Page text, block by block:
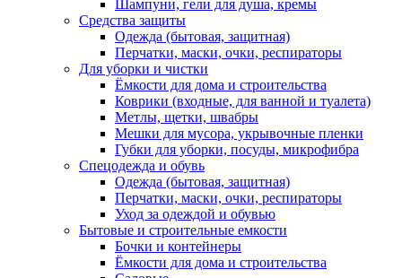
Шампуни, гели для душа, кремы
Средства защиты
Одежда (бытовая, защитная)
Перчатки, маски, очки, респираторы
Для уборки и чистки
Ёмкости для дома и строительства
Коврики (входные, для ванной и туалета)
Метлы, щетки, швабры
Мешки для мусора, укрывочные пленки
Губки для уборки, посуды, микрофибра
Спецодежда и обувь
Одежда (бытовая, защитная)
Перчатки, маски, очки, респираторы
Уход за одеждой и обувью
Бытовые и строительные емкости
Бочки и контейнеры
Ёмкости для дома и строительства